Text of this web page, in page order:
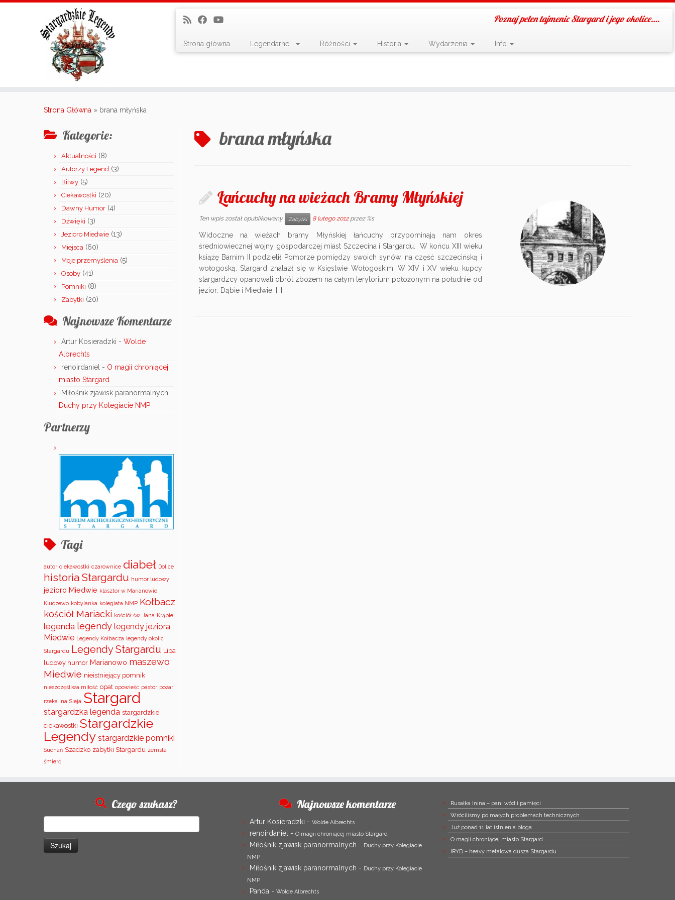
Poznaj pełen tajmenic Stargard i jego okolice….
Strona główna Legendarne… Różności Historia Wydarzenia Info
Strona Główna » brana młyńska
Kategorie:
Aktualności (8)
Autorzy Legend (3)
Bitwy (5)
Ciekawostki (20)
Dawny Humor (4)
Dźwięki (3)
Jezioro Miedwie (13)
Miejsca (60)
Moje przemyślenia (5)
Osoby (41)
Pomniki (8)
Zabytki (20)
Najnowsze Komentarze
Artur Kosieradzki - Wolde
Albrechts
renoirdaniel - O magii chroniącej
miasto Stargard
Miłośnik zjawisk paranormalnych -
Duchy przy Kolegiacie NMP
Partnerzy
Tagi
autor ciekawostki czarownice diabeł Dolice
historia Stargardu humor ludowy
jezioro Miedwie klasztor w Marianowie
Kluczewo kobylanka kolegiata NMP Kołbacz
kościół Mariacki kościół św. Jana Krąpiel
legenda legendy legendy jeziora
Miedwie Legendy Kołbacza legendy okolic
Stargardu Legendy Stargardu Lipa
ludowy humor Marianowo maszewo
Miedwie nieistniejący pomnik
nieszczęśliwa miłość opat opowieść pastor pożar
rzeka Ina Sieja Stargard
stargardzka legenda stargardzkie
ciekawostki Stargardzkie
Legendy stargardzkie pomniki
Suchań Szadzko zabytki Stargardu zemsta
śmierć
brana młyńska
Łańcuchy na wieżach Bramy Młyńskiej
Ten wpis został opublikowany Zabytki 8 lutego 2012 przez %s
Widoczne na wieżach bramy Młyńskiej łańcuchy przypominają nam okres
średniowiecznej wojny gospodarczej miast Szczecina i Stargardu. W końcu XIII wieku
książę Barnim II podzielił Pomorze pomiędzy swoich synów, na część szczecińską i
wołogoską. Stargard znalazł się w Księstwie Wołogoskim. W XIV i XV wieku kupcy
stargardzcy opanowali obrót zbożem na całym terytorium położonym na południe od
jezior: Dąbie i Miedwie. […]
Czego szukasz? Najnowsze komentarze
Artur Kosieradzki - Wolde Albrechts
renoirdaniel - O magii chroniącej miasto Stargard
Miłośnik zjawisk paranormalnych - Duchy przy Kolegiacie
NMP
Miłośnik zjawisk paranormalnych - Duchy przy Kolegiacie
NMP
Panda - Wolde Albrechts
Rusałka Inina – pani wód i pamięci
Wrócilismy po małych problemach technicznych
Już ponad 11 lat istnienia bloga
O magii chroniącej miasto Stargard
IRYD – heavy metalowa dusza Stargardu